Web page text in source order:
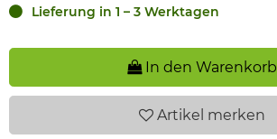
Lieferung in 1 – 3 Werktagen
In den Warenkorb
Artikel merken